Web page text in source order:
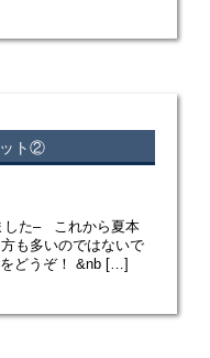
ット②
した– これから夏本
も多いのではないで
どうぞ！ &nb […]